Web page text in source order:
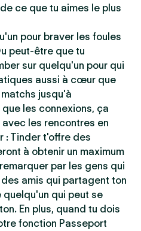
ce que tu aimes le plus
pour braver les foules
peut-être que tu
sur quelqu'un pour qui
aussi à cœur que
jusqu'à
les connexions, ça
les rencontres en
: Tinder t'offre des
à obtenir un maximum
par les gens qui
amis qui partagent ton
qui peut se
En plus, quand tu dois
fonction Passeport